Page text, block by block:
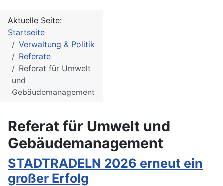
Aktuelle Seite:
Startseite
Verwaltung & Politik
Referate
Referat für Umwelt
und
Gebäudemanagement
Referat für Umwelt und
Gebäudemanagement
STADTRADELN 2026 erneut ein
großer Erfolg